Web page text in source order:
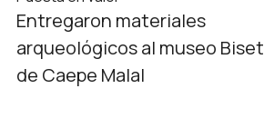
Entregaron materiales
arqueológicos al museo Biset
de Caepe Malal